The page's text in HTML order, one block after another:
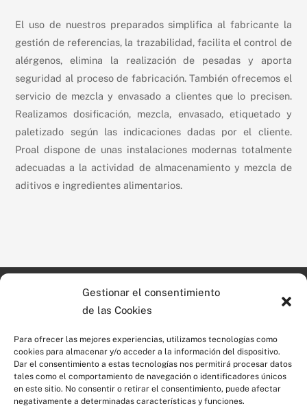
Gestionar el consentimiento
de las Cookies
Para ofrecer las mejores experiencias, utilizamos tecnologías como
cookies para almacenar y/o acceder a la información del dispositivo.
Dar el consentimiento a estas tecnologías nos permitirá procesar datos
tales como el comportamiento de navegación o identificadores únicos
en este sitio. No consentir o retirar el consentimiento, puede afectar
negativamente a determinadas características y funciones.
El uso de nuestros preparados simplifica al fabricante la
gestión de referencias, la trazabilidad, facilita el control de
alérgenos, elimina la realización de pesadas y aporta
seguridad al proceso de fabricación. También ofrecemos el
servicio de mezcla y envasado a clientes que lo precisen.
Realizamos dosificación, mezcla, envasado, etiquetado y
paletizado según las indicaciones dadas por el cliente.
Proal dispone de unas instalaciones modernas totalmente
adecuadas a la actividad de almacenamiento y mezcla de
aditivos e ingredientes alimentarios.
alimentarios
c. Tavertet, 10
08570 Torelló (Barcelona)
Apartado de Correos 61
Tel. 93 859 55 90 Suscríbete a nuestro boletín de